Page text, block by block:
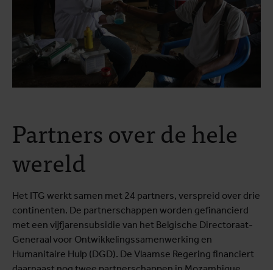
Partners over de hele
wereld
Het ITG werkt samen met 24 partners, verspreid over drie
continenten. De partnerschappen worden gefinancierd
met een vijfjarensubsidie van het Belgische Directoraat-
Generaal voor Ontwikkelingssamenwerking en
Humanitaire Hulp (DGD). De Vlaamse Regering financiert